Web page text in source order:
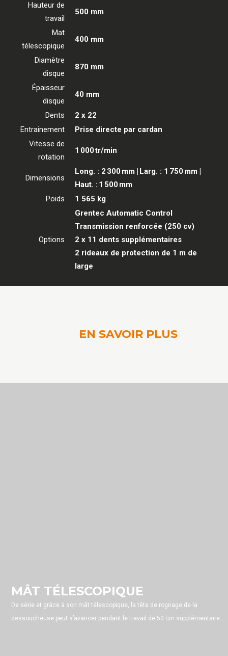
Hauteur de
travail
500 mm
Mat
télescopique
400 mm
Diamètre
disque
870 mm
Épaisseur
disque
40 mm
Dents
2 x 22
Entrainement
Prise directe par cardan
Vitesse de
rotation
1 000 tr/min
Dimensions
Long. : 2 300 mm | Larg. : 1 750 mm |
Haut. : 1 500 mm
Poids
1 565 kg
Options
Grentec Automatic Control
Transmission renforcée (250 cv)
2 x 11 dents supplémentaires
2 rideaux de protection de 1 m de
large
EN SAVOIR PLUS
MÂT TÉLESCOPIQUE
De série et grâce à son mât télescopique, la tête de rognage de la
dessoucheuse peut s’avancer pendant le travail de 50 cm supplémentaire.